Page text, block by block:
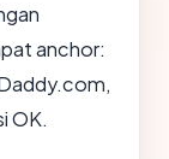
anchor:
OK.